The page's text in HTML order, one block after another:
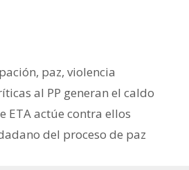
, paz,violencia
al PP generan el caldo
ETA actúe contra ellos
del proceso de paz